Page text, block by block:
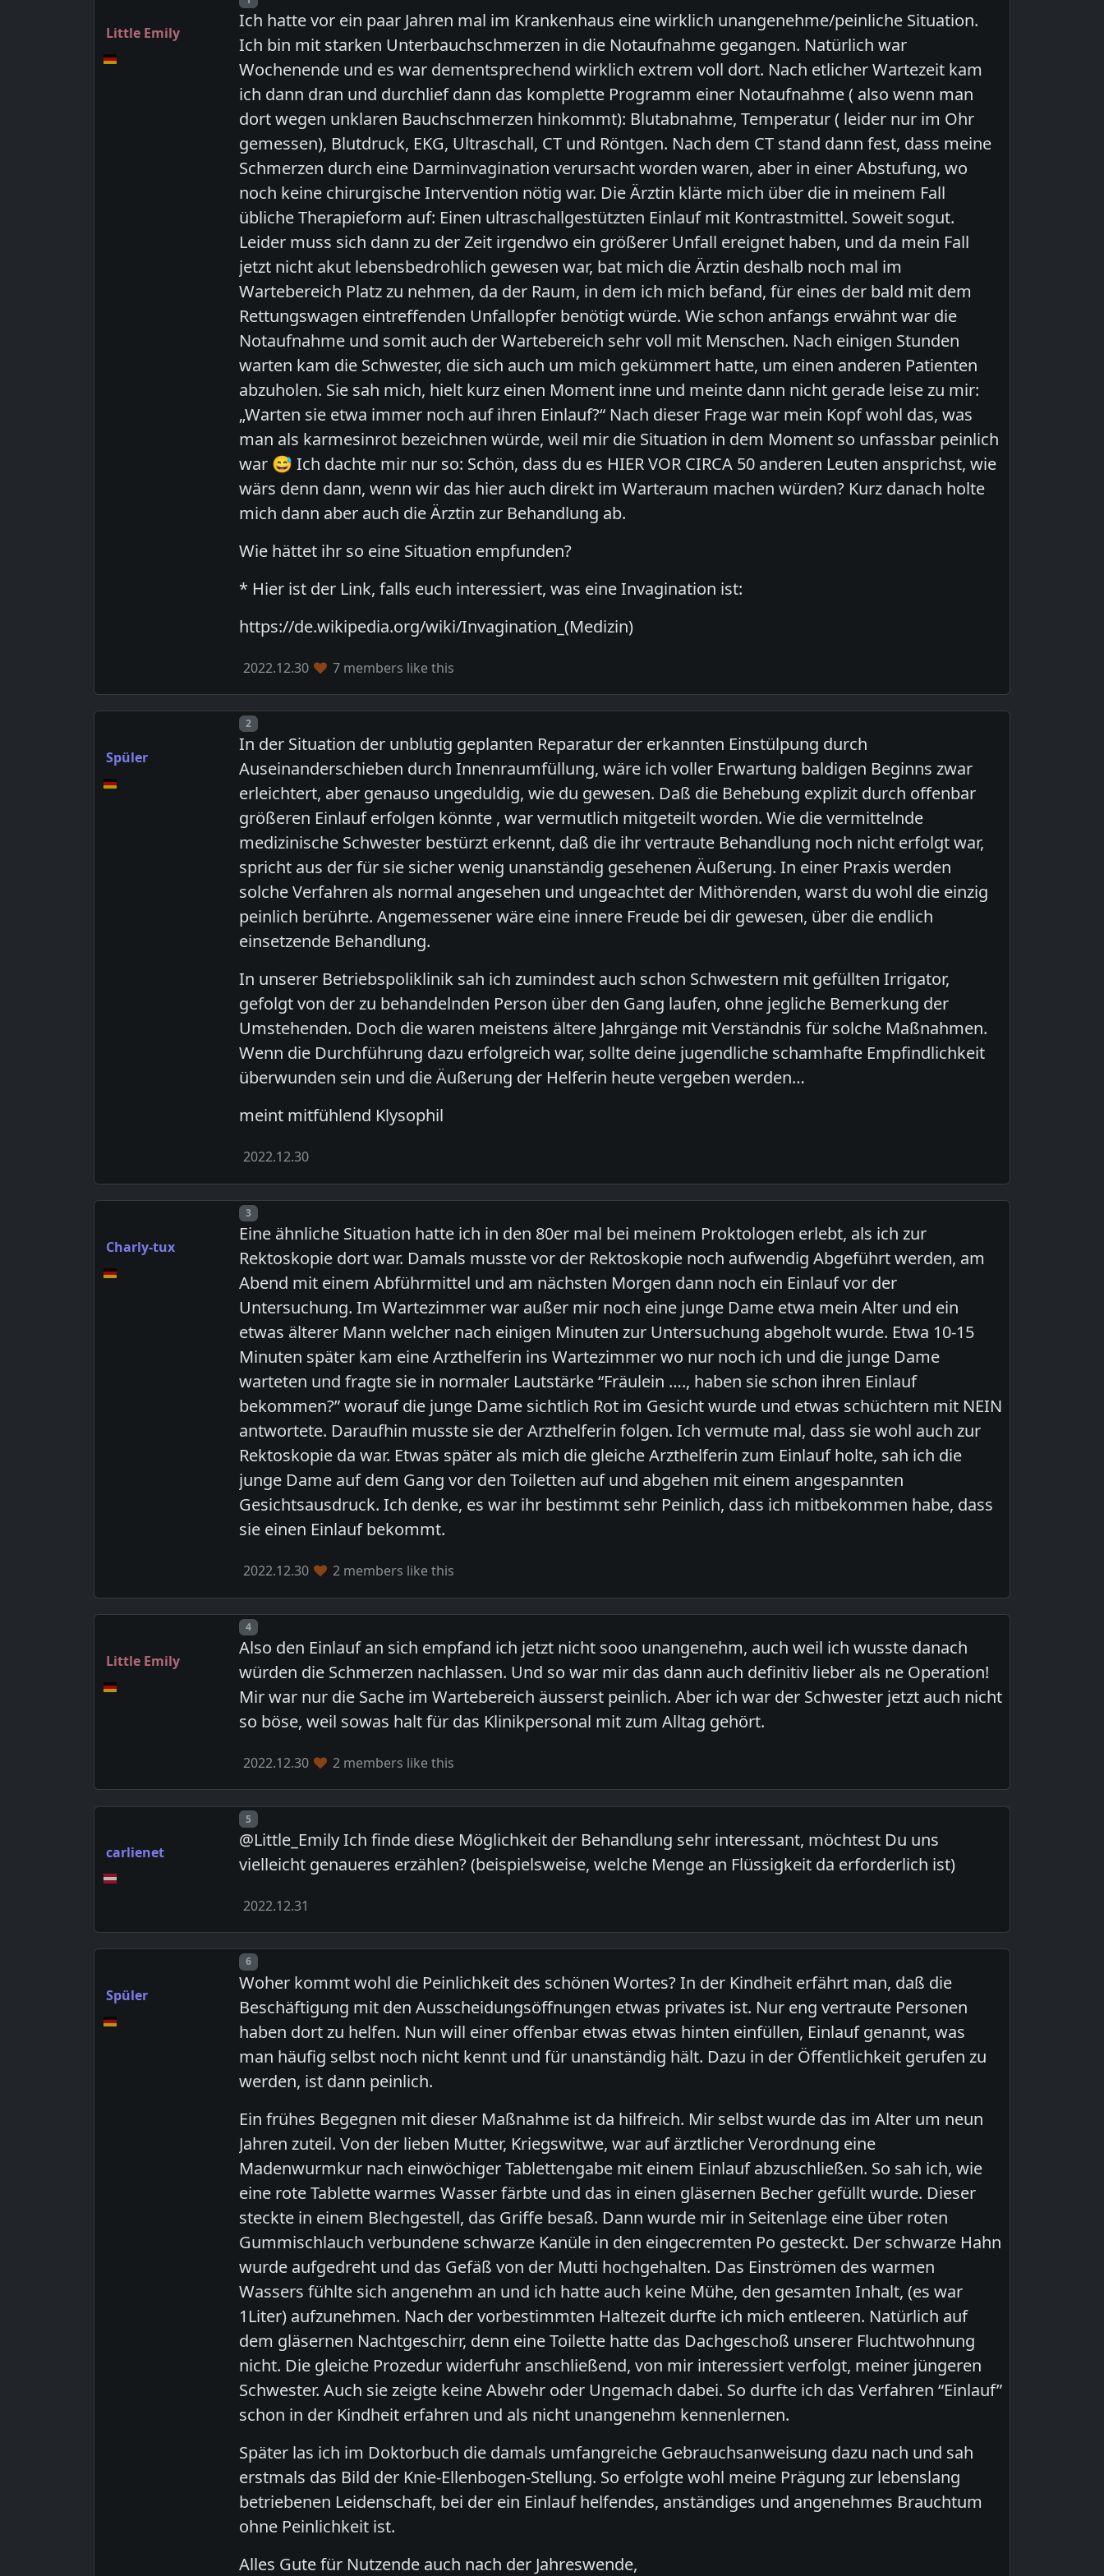
Little Emily
Ich hatte vor ein paar Jahren mal im Krankenhaus eine wirklich unangenehme/peinliche Situation.
Ich bin mit starken Unterbauchschmerzen in die Notaufnahme gegangen. Natürlich war
Wochenende und es war dementsprechend wirklich extrem voll dort. Nach etlicher Wartezeit kam
ich dann dran und durchlief dann das komplette Programm einer Notaufnahme ( also wenn man
dort wegen unklaren Bauchschmerzen hinkommt): Blutabnahme, Temperatur ( leider nur im Ohr
gemessen), Blutdruck, EKG, Ultraschall, CT und Röntgen. Nach dem CT stand dann fest, dass meine
Schmerzen durch eine Darminvagination verursacht worden waren, aber in einer Abstufung, wo
noch keine chirurgische Intervention nötig war. Die Ärztin klärte mich über die in meinem Fall
übliche Therapieform auf: Einen ultraschallgestützten Einlauf mit Kontrastmittel. Soweit sogut.
Leider muss sich dann zu der Zeit irgendwo ein größerer Unfall ereignet haben, und da mein Fall
jetzt nicht akut lebensbedrohlich gewesen war, bat mich die Ärztin deshalb noch mal im
Wartebereich Platz zu nehmen, da der Raum, in dem ich mich befand, für eines der bald mit dem
Rettungswagen eintreffenden Unfallopfer benötigt würde. Wie schon anfangs erwähnt war die
Notaufnahme und somit auch der Wartebereich sehr voll mit Menschen. Nach einigen Stunden
warten kam die Schwester, die sich auch um mich gekümmert hatte, um einen anderen Patienten
abzuholen. Sie sah mich, hielt kurz einen Moment inne und meinte dann nicht gerade leise zu mir:
„Warten sie etwa immer noch auf ihren Einlauf?“ Nach dieser Frage war mein Kopf wohl das, was
man als karmesinrot bezeichnen würde, weil mir die Situation in dem Moment so unfassbar peinlich
war 😅 Ich dachte mir nur so: Schön, dass du es HIER VOR CIRCA 50 anderen Leuten ansprichst, wie
wärs denn dann, wenn wir das hier auch direkt im Warteraum machen würden? Kurz danach holte
mich dann aber auch die Ärztin zur Behandlung ab.
Wie hättet ihr so eine Situation empfunden?
* Hier ist der Link, falls euch interessiert, was eine Invagination ist:
https://de.wikipedia.org/wiki/Invagination_(Medizin)
2022.12.30 7 members like this
Spüler
Post number
2
In der Situation der unblutig geplanten Reparatur der erkannten Einstülpung durch
Auseinanderschieben durch Innenraumfüllung, wäre ich voller Erwartung baldigen Beginns zwar
erleichtert, aber genauso ungeduldig, wie du gewesen. Daß die Behebung explizit durch offenbar
größeren Einlauf erfolgen könnte , war vermutlich mitgeteilt worden. Wie die vermittelnde
medizinische Schwester bestürzt erkennt, daß die ihr vertraute Behandlung noch nicht erfolgt war,
spricht aus der für sie sicher wenig unanständig gesehenen Äußerung. In einer Praxis werden
solche Verfahren als normal angesehen und ungeachtet der Mithörenden, warst du wohl die einzig
peinlich berührte. Angemessener wäre eine innere Freude bei dir gewesen, über die endlich
einsetzende Behandlung.
In unserer Betriebspoliklinik sah ich zumindest auch schon Schwestern mit gefüllten Irrigator,
gefolgt von der zu behandelnden Person über den Gang laufen, ohne jegliche Bemerkung der
Umstehenden. Doch die waren meistens ältere Jahrgänge mit Verständnis für solche Maßnahmen.
Wenn die Durchführung dazu erfolgreich war, sollte deine jugendliche schamhafte Empfindlichkeit
überwunden sein und die Äußerung der Helferin heute vergeben werden…
meint mitfühlend Klysophil
2022.12.30
Charly-tux
Post number
3
Eine ähnliche Situation hatte ich in den 80er mal bei meinem Proktologen erlebt, als ich zur
Rektoskopie dort war. Damals musste vor der Rektoskopie noch aufwendig Abgeführt werden, am
Abend mit einem Abführmittel und am nächsten Morgen dann noch ein Einlauf vor der
Untersuchung. Im Wartezimmer war außer mir noch eine junge Dame etwa mein Alter und ein
etwas älterer Mann welcher nach einigen Minuten zur Untersuchung abgeholt wurde. Etwa 10-15
Minuten später kam eine Arzthelferin ins Wartezimmer wo nur noch ich und die junge Dame
warteten und fragte sie in normaler Lautstärke “Fräulein …., haben sie schon ihren Einlauf
bekommen?” worauf die junge Dame sichtlich Rot im Gesicht wurde und etwas schüchtern mit NEIN
antwortete. Daraufhin musste sie der Arzthelferin folgen. Ich vermute mal, dass sie wohl auch zur
Rektoskopie da war. Etwas später als mich die gleiche Arzthelferin zum Einlauf holte, sah ich die
junge Dame auf dem Gang vor den Toiletten auf und abgehen mit einem angespannten
Gesichtsausdruck. Ich denke, es war ihr bestimmt sehr Peinlich, dass ich mitbekommen habe, dass
sie einen Einlauf bekommt.
2022.12.30 2 members like this
Little Emily
Post number
4
Also den Einlauf an sich empfand ich jetzt nicht sooo unangenehm, auch weil ich wusste danach
würden die Schmerzen nachlassen. Und so war mir das dann auch definitiv lieber als ne Operation!
Mir war nur die Sache im Wartebereich äusserst peinlich. Aber ich war der Schwester jetzt auch nicht
so böse, weil sowas halt für das Klinikpersonal mit zum Alltag gehört.
2022.12.30 2 members like this
carlienet
Post number
5
@Little_Emily Ich finde diese Möglichkeit der Behandlung sehr interessant, möchtest Du uns
vielleicht genaueres erzählen? (beispielsweise, welche Menge an Flüssigkeit da erforderlich ist)
2022.12.31
Spüler
Post number
6
Woher kommt wohl die Peinlichkeit des schönen Wortes? In der Kindheit erfährt man, daß die
Beschäftigung mit den Ausscheidungsöffnungen etwas privates ist. Nur eng vertraute Personen
haben dort zu helfen. Nun will einer offenbar etwas etwas hinten einfüllen, Einlauf genannt, was
man häufig selbst noch nicht kennt und für unanständig hält. Dazu in der Öffentlichkeit gerufen zu
werden, ist dann peinlich.
Ein frühes Begegnen mit dieser Maßnahme ist da hilfreich. Mir selbst wurde das im Alter um neun
Jahren zuteil. Von der lieben Mutter, Kriegswitwe, war auf ärztlicher Verordnung eine
Madenwurmkur nach einwöchiger Tablettengabe mit einem Einlauf abzuschließen. So sah ich, wie
eine rote Tablette warmes Wasser färbte und das in einen gläsernen Becher gefüllt wurde. Dieser
steckte in einem Blechgestell, das Griffe besaß. Dann wurde mir in Seitenlage eine über roten
Gummischlauch verbundene schwarze Kanüle in den eingecremten Po gesteckt. Der schwarze Hahn
wurde aufgedreht und das Gefäß von der Mutti hochgehalten. Das Einströmen des warmen
Wassers fühlte sich angenehm an und ich hatte auch keine Mühe, den gesamten Inhalt, (es war
1Liter) aufzunehmen. Nach der vorbestimmten Haltezeit durfte ich mich entleeren. Natürlich auf
dem gläsernen Nachtgeschirr, denn eine Toilette hatte das Dachgeschoß unserer Fluchtwohnung
nicht. Die gleiche Prozedur widerfuhr anschließend, von mir interessiert verfolgt, meiner jüngeren
Schwester. Auch sie zeigte keine Abwehr oder Ungemach dabei. So durfte ich das Verfahren “Einlauf”
schon in der Kindheit erfahren und als nicht unangenehm kennenlernen.
Später las ich im Doktorbuch die damals umfangreiche Gebrauchsanweisung dazu nach und sah
erstmals das Bild der Knie-Ellenbogen-Stellung. So erfolgte wohl meine Prägung zur lebenslang
betriebenen Leidenschaft, bei der ein Einlauf helfendes, anständiges und angenehmes Brauchtum
ohne Peinlichkeit ist.
Alles Gute für Nutzende auch nach der Jahreswende,